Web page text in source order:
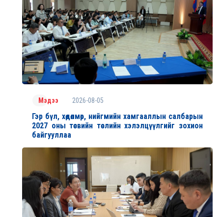
Мэдээ 2026-08-05
Гэр бүл, хөдөлмөр, нийгмийн хамгааллын салбарын
2027 оны төсвийн төслийн хэлэлцүүлгийг зохион
байгууллаа